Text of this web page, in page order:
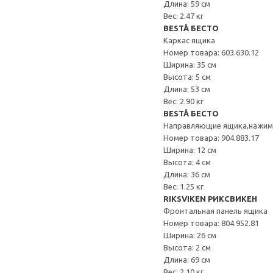
Длина: 59 см
Вес: 2.47 кг
BESTÅ БЕСТО
Каркас ящика
Номер товара: 603.630.12
Ширина: 35 см
Высота: 5 см
Длина: 53 см
Вес: 2.90 кг
BESTÅ БЕСТО
Направляющие
Номер товара: 904.883.17
Ширина: 12 см
Высота: 4 см
Длина: 36 см
Вес: 1.25 кг
RIKSVIKEN РИКСВИКЕН
Фронтальная панель ящика
Номер товара: 804.952.81
Ширина: 26 см
Высота: 2 см
Длина: 69 см